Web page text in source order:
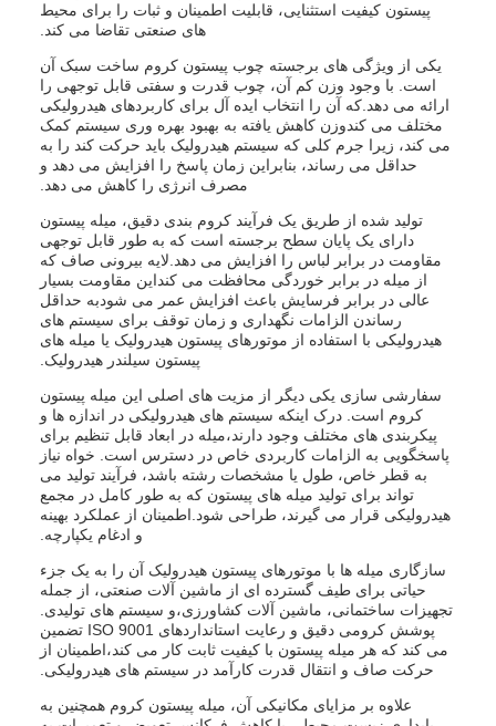
پیستون کیفیت استثنایی، قابلیت اطمینان و ثبات را برای محیط
های صنعتی تقاضا می کند.
یکی از ویژگی های برجسته چوب پیستون کروم ساخت سبک آن
است. با وجود وزن کم آن، چوب قدرت و سفتی قابل توجهی را
ارائه می دهد.که آن را انتخاب ایده آل برای کاربردهای هیدرولیکی
مختلف می کندوزن کاهش یافته به بهبود بهره وری سیستم کمک
می کند، زیرا جرم کلی که سیستم هیدرولیک باید حرکت کند را به
حداقل می رساند، بنابراین زمان پاسخ را افزایش می دهد و
مصرف انرژی را کاهش می دهد.
تولید شده از طریق یک فرآیند کروم بندی دقیق، میله پیستون
دارای یک پایان سطح برجسته است که به طور قابل توجهی
مقاومت در برابر لباس را افزایش می دهد.لایه بیرونی صاف که
از میله در برابر خوردگی محافظت می کنداین مقاومت بسیار
عالی در برابر فرسایش باعث افزایش عمر می شودبه حداقل
رساندن الزامات نگهداری و زمان توقف برای سیستم های
هیدرولیکی با استفاده از موتورهای پیستون هیدرولیک یا میله های
پیستون سیلندر هیدرولیک.
سفارشی سازی یکی دیگر از مزیت های اصلی این میله پیستون
کروم است. درک اینکه سیستم های هیدرولیکی در اندازه ها و
پیکربندی های مختلف وجود دارند،میله در ابعاد قابل تنظیم برای
پاسخگویی به الزامات کاربردی خاص در دسترس است. خواه نیاز
به قطر خاص، طول یا مشخصات رشته باشد، فرآیند تولید می
تواند برای تولید میله های پیستون که به طور کامل در مجمع
هیدرولیکی قرار می گیرند، طراحی شود.اطمینان از عملکرد بهینه
و ادغام یکپارچه.
سازگاری میله ها با موتورهای پیستون هیدرولیک آن را به یک جزء
حیاتی برای طیف گسترده ای از ماشین آلات صنعتی، از جمله
تجهیزات ساختمانی، ماشین آلات کشاورزی،و سیستم های تولیدی.
پوشش کرومی دقیق و رعایت استانداردهای ISO 9001 تضمین
می کند که هر میله پیستون با کیفیت ثابت کار می کند،اطمینان از
حرکت صاف و انتقال قدرت کارآمد در سیستم های هیدرولیکی.
علاوه بر مزایای مکانیکی آن، میله پیستون کروم همچنین به